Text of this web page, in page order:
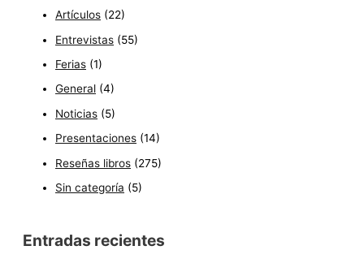
Artículos (22)
Entrevistas (55)
Ferias (1)
General (4)
Noticias (5)
Presentaciones (14)
Reseñas libros (275)
Sin categoría (5)
Entradas recientes